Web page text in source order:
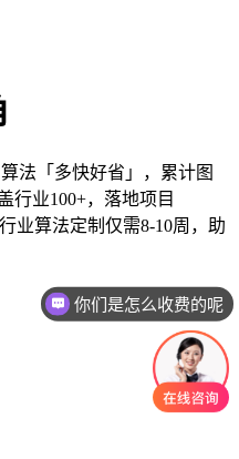
法「多快好省」，累计图
行业100+，落地项目
业算法定制仅需8-10周，助
你们是怎么收费的呢